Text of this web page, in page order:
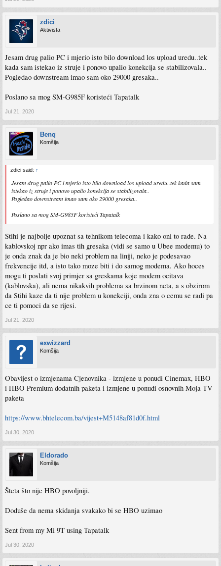
zdici
Aktivista
Jesam drug palio PC i mjerio isto bilo download los upload uredu..tek
kada sam istekao iz struje i ponovo upalio konekcija se stabilizovala..
Pogledao downstream imao sam oko 29000 gresaka..
Poslano sa mog SM-G985F koristeći Tapatalk
Jul 21, 2020
Benq
Komšija
zdici said: ↑
Jesam drug palio PC i mjerio isto bilo download los upload uredu..tek kada sam
istekao iz struje i ponovo upalio konekcija se stabilizovala..
Pogledao downstream imao sam oko 29000 gresaka..
Poslano sa mog SM-G985F koristeći Tapatalk
Stihi je najbolje upoznat sa tehnikom telecoma i kako oni to rade. Na
kablovskoj npr ako imas tih gresaka (vidi se samo u Ubee modemu) to
je onda znak da je bio neki problem na liniji, neko je podesavao
frekvencije itd, a isto tako moze biti i do samog modema. Ako hoces
mogu ti poslati svoj primjer sa greskama koje modem ocitava
(kablovska), ali nema nikakvih problema sa brzinom neta, a s obzirom
da Stihi kaze da ti nije problem u konekciji, onda zna o cemu se radi pa
ce ti pomoci da se rijesi.
Jul 21, 2020
exwizzard
Komšija
Obavijest o izmjenama Cjenovnika - izmjene u ponudi Cinemax, HBO
i HBO Premium dodatnih paketa i izmjene u ponudi osnovnih Moja TV
paketa
https://www.bhtelecom.ba/vijest+M5148af81d0f.html
Jul 30, 2020
Eldorado
Komšija
Šteta što nije HBO povoljniji.
Doduše da nema skidanja svakako bi se HBO uzimao
Sent from my Mi 9T using Tapatalk
Jul 30, 2020